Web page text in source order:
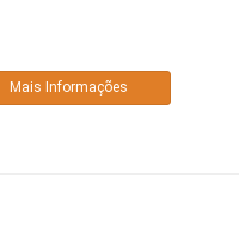
Mais Informações